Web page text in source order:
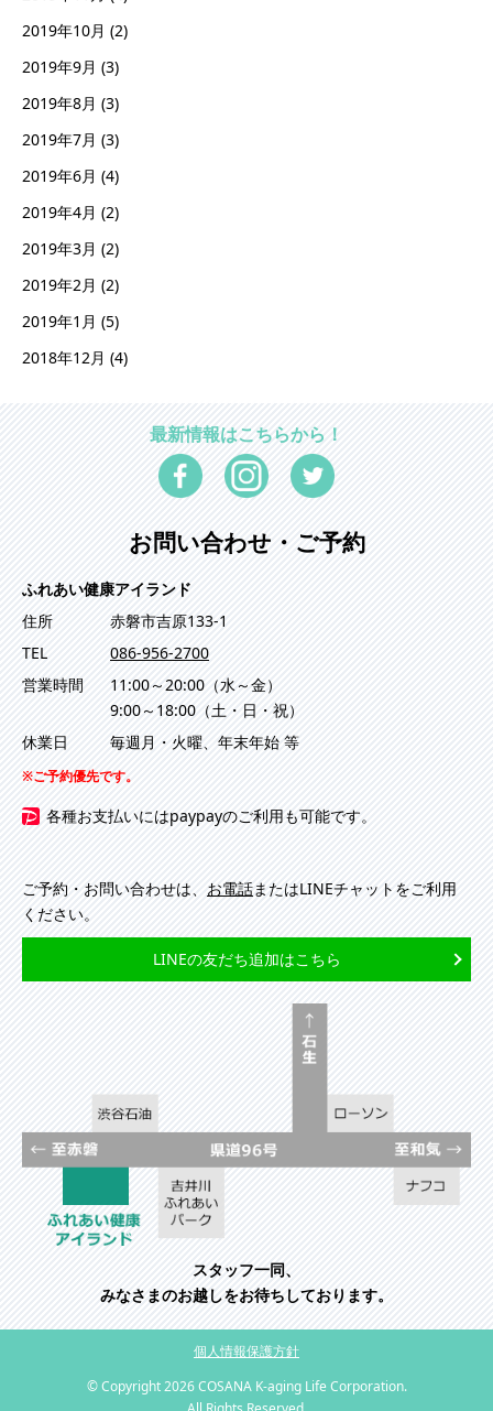
2019年10月 (2)
2019年9月 (3)
2019年8月 (3)
2019年7月 (3)
2019年6月 (4)
2019年4月 (2)
2019年3月 (2)
2019年2月 (2)
2019年1月 (5)
2018年12月 (4)
最新情報はこちらから！
お問い合わせ・ご予約
ふれあい健康アイランド
住所
赤磐市吉原133-1
TEL
086-956-2700
営業時間
11:00～20:00（水～金）
9:00～18:00（土・日・祝）
休業日
毎週月・火曜、年末年始 等
ご予約優先です。
各種お支払いにはpaypayのご利用も可能です。
ご予約・お問い合わせは、 お電話またはLINEチャットをご利用
ください。
LINEの友だち追加はこちら
スタッフ一同、
みなさまのお越しをお待ちしております。
個人情報保護方針
© Copyright2026 COSANA K-aging Life Corporation.